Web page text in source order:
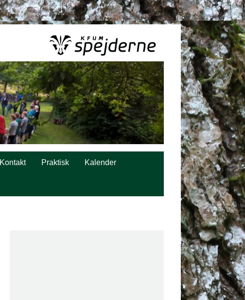
Kontakt Praktisk Kalender